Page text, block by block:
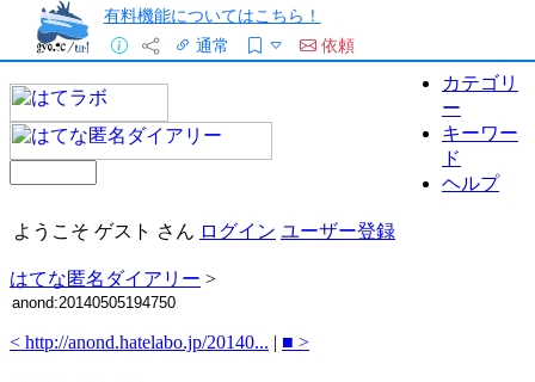
有料機能についてはこちら！
通常
依頼